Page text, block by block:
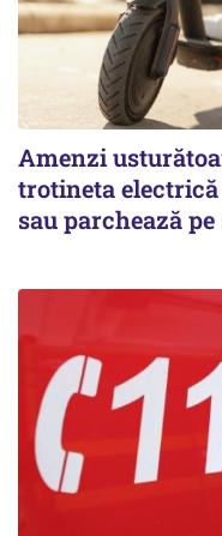
Amenzi
trotineta
sau parchează